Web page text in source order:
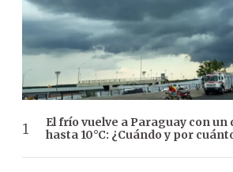
El frío vuelve a Paraguay con un
hasta 10°C: ¿Cuándo y por